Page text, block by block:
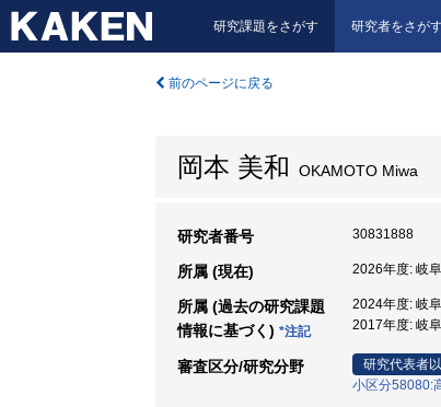
研究課題をさがす 研究者をさが
前のページに戻る
岡本 美和 OKAMOTO Miwa
研究者番号 30831888
所属 (現在) 2026年度: 岐
所属 (過去の研究課題
情報に基づく) *注記
2024年度: 岐
2017年度: 岐
審査区分/研究分野
研究代表者
小区分58080: